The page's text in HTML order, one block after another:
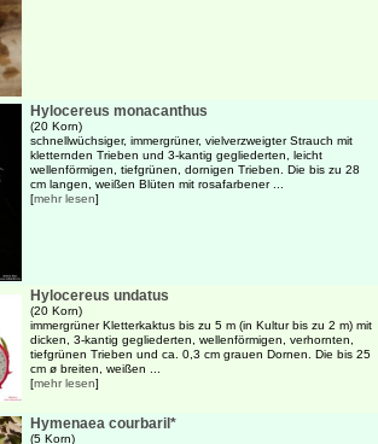
Hylocereus monacanthus
(20 Korn)
schnellwüchsiger, immergrüner, vielverzweigter Strauch mit
kletternden Trieben und 3-kantig gegliederten, leicht
wellenförmigen, tiefgrünen, dornigen Trieben. Die bis zu 28
cm langen, weißen Blüten mit rosafarbener ...
[mehr lesen]
Hylocereus undatus
(20 Korn)
immergrüner Kletterkaktus bis zu 5 m (in Kultur bis zu 2 m) mit
dicken, 3-kantig gegliederten, wellenförmigen, verhornten,
tiefgrünen Trieben und ca. 0,3 cm grauen Dornen. Die bis 25
cm ø breiten, weißen ...
[mehr lesen]
Hymenaea courbaril*
(5 Korn)